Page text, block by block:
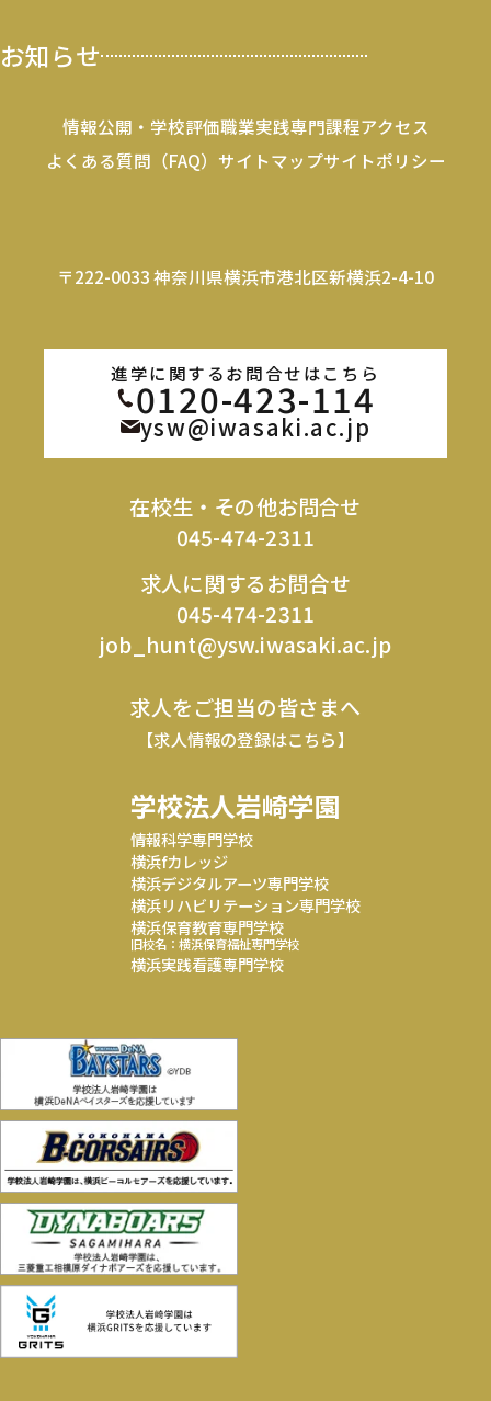
お知らせ
情報公開・学校評価職業実践専門課程アクセス
よくある質問（FAQ） サイトマップサイトポリシー
〒222-0033 神奈川県横浜市港北区新横浜2-4-10
進学に関するお問合せはこちら
0120-423-114
ysw@iwasaki.ac.jp
在校生・その他お問合せ
045-474-2311
求人に関するお問合せ
045-474-2311
job_hunt@ysw.iwasaki.ac.jp
求人をご担当の皆さまへ
【求人情報の登録はこちら】
学校法人岩崎学園
情報科学専門学校
横浜fカレッジ
横浜デジタルアーツ専門学校
横浜リハビリテーション専門学校
横浜保育教育専門学校
旧校名：横浜保育福祉専門学校
横浜実践看護専門学校